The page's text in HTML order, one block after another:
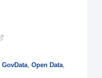
GovData, Open Data,